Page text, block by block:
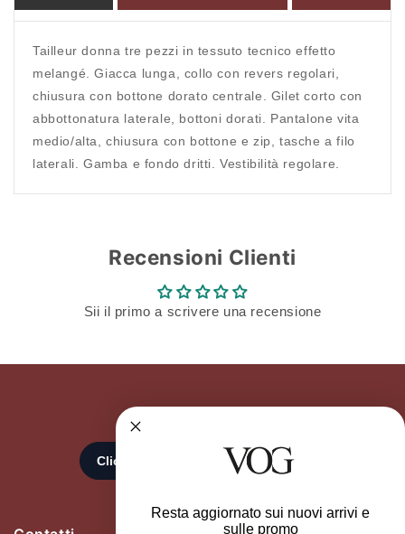
Tailleur donna tre pezzi in tessuto tecnico effetto
melangé. Giacca lunga, collo con revers regolari,
chiusura con bottone dorato centrale. Gilet corto con
abbottonatura laterale, bottoni dorati. Pantalone vita
medio/alta, chiusura con bottone e zip, tasche a filo
laterali. Gamba e fondo dritti. Vestibilità regolare.
Recensioni Clienti
Sii il primo a scrivere una recensione
Login
Resta aggiornato sui nuovi arrivi e
sulle promo